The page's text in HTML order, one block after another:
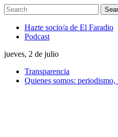
Hazte socio/a de El Faradio
Podcast
jueves, 2 de julio
Transparencia
Quienes somos: